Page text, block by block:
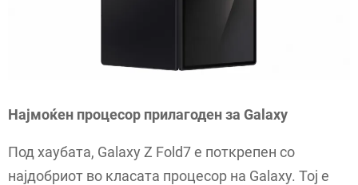
Најмоќен процесор прилагоден за Galaxy
Под хаубата, Galaxy Z Fold7 е поткрепен со
најдобриот во класата процесор на Galaxy. Тој е